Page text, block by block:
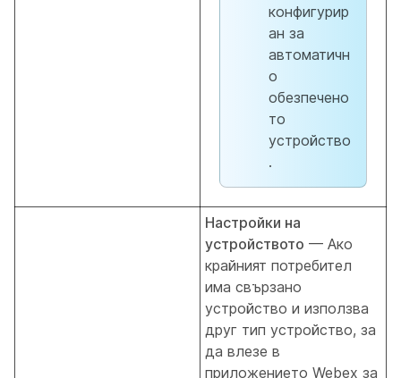
конфигурир
ан за
автоматичн
о
обезпечено
то
устройство
.
Настройки на
устройството — Ако
крайният потребител
има свързано
устройство и използва
друг тип устройство, за
да влезе в
приложението Webex за